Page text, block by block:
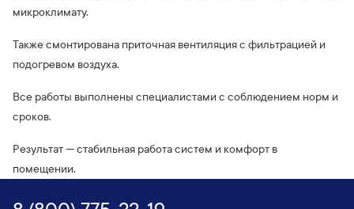
микроклимату.
Также смонтирована приточная вентиляция с фильтрацией и
подогревом воздуха.
Все работы выполнены специалистами с соблюдением норм и
сроков.
Результат — стабильная работа систем и комфорт в
помещении.